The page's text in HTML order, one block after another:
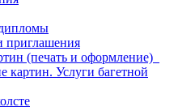
приглашения
(печать и оформление)
картин. Услуги багетной